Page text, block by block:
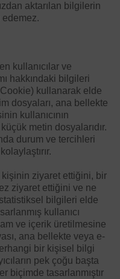
aktarılan bilgilerin
kullanıcılar ve
hakkındaki bilgileri
kullanarak elde
dosyaları, ana bellekte
kullanıcının
metin dosyalarıdır.
durum ve tercihleri
ziyaret ettiğini, bir
ziyaret ettiğini ve ne
bilgileri elde
kullanıcı
ve içerik üretilmesine
ana bellekte veya e-
bir kişisel bilgi
pek çoğu başta
biçimde tasarlanmıştır